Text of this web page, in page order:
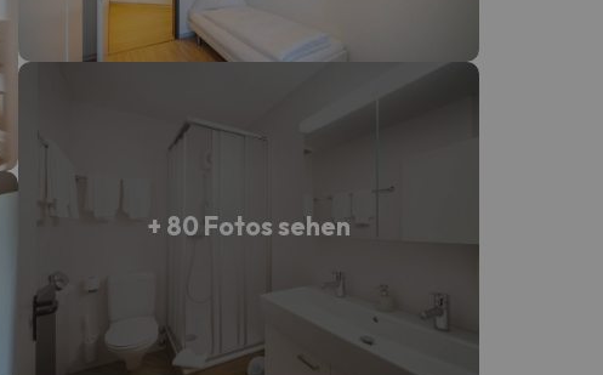
+ 80 Fotos sehen